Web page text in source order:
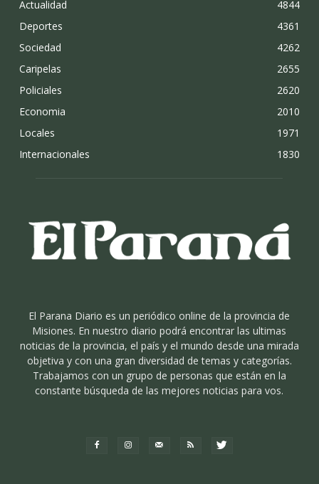
Actualidad
4844
Deportes
4361
Sociedad
4262
Caripelas
2655
Policiales
2620
Economia
2010
Locales
1971
Internacionales
1830
El Parana Diario es un periódico online de la provincia de
Misiones. En nuestro diario podrá encontrar las ultimas
noticias de la provincia, el país y el mundo desde una mirada
objetiva y con una gran diversidad de temas y categorías.
Trabajamos con un grupo de personas que están en la
constante búsqueda de las mejores noticias para vos.